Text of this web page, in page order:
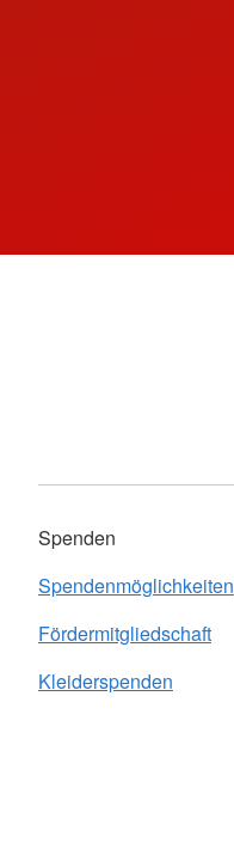
Spenden
Spendenmöglichkeiten
Fördermitgliedschaft
Kleiderspenden